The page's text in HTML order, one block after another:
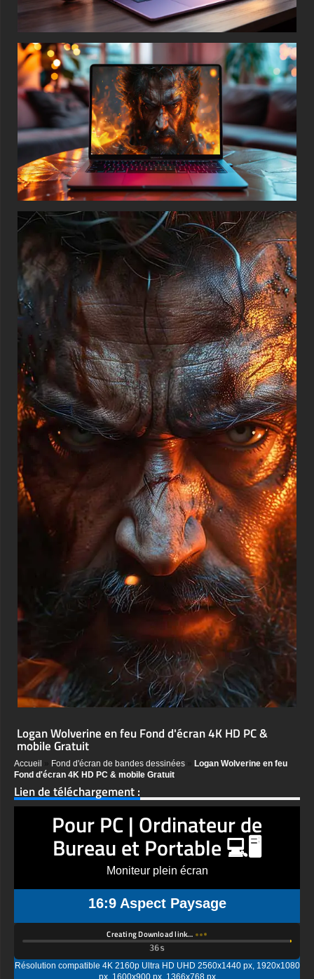
Logan Wolverine en feu Fond d'écran 4K HD PC &
mobile Gratuit
Accueil Fond d'écran de bandes dessinées
Logan Wolverine en feu
Fond d'écran 4K HD PC & mobile Gratuit
Lien de téléchargement :
Pour PC | Ordinateur de
Bureau et Portable 💻🖥️
Moniteur plein écran
16:9 Aspect Paysage
Creating Download link…
Résolution compatible 4K 2160p Ultra HD UHD 2560x1440 px, 1920x1080
px, 1600x900 px, 1366x768 px